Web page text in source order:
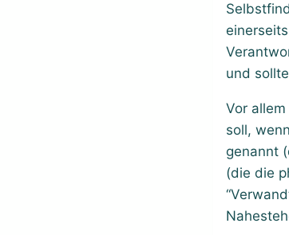
und
Vor
soll,
genannt
(die die